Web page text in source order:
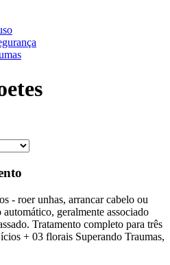
- roer unhas, arrancar cabelo ou
geralmente associado
Tratamento completo para três
+ 03 florais Superando Traumas,